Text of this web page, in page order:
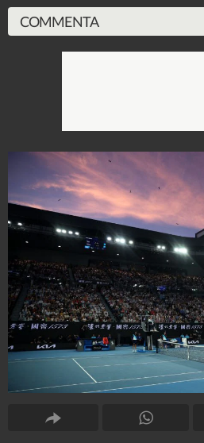
34.939.564-1 video-6.875 foto
COMMENTA